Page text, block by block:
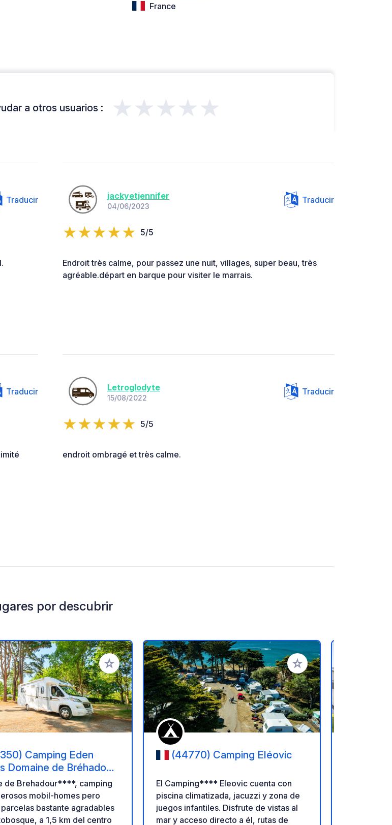
France
a otros usuarios : ★★★★★
Traducir jackyetjennifer
04/06/2023
Traducir
5/5
Endroit très calme, pour passez une nuit, villages, super beau, très
agréable.départ en barque pour visiter le marrais.
Traducir Letroglodyte
15/08/2022
Traducir
5/5
endroit ombragé et très calme.
por descubrir
Añadir a tus favoritos
Camping Eden
Domaine de Bréhadour
de Brehadour****, camping
mobil-homes pero
bastante agradables
a 1,5 km del centro
Añadir a tus favoritos
(44770) Camping Eléovic
El Camping**** Eleovic cuenta con
piscina climatizada, jacuzzi y zona de
juegos infantiles. Disfrute de vistas al
mar y acceso directo a él, rutas de